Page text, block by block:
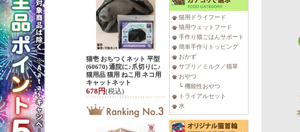
猫壱 おちつくネット 平型
(60670) 通院に♪爪切りに♪
猫用品 猫用 ねこ用 ネコ用
キャットネット
678円(税込)
猫用ドライフード
猫用ウェットフード
手作り猫ごはんサポート
簡単手作りトッピング
おかず
サプリ／ミルク／猫草
おやつ
└ 機能性おやつ
トライアルセット
水